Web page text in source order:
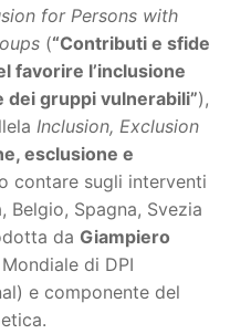
for Persons with
(“Contributi e sfide
favorire l’inclusione
gruppi vulnerabili”),
Inclusion, Exclusion
esclusione e
contare sugli interventi
Spagna, Svezia
da Giampiero
di DPI
e componente del